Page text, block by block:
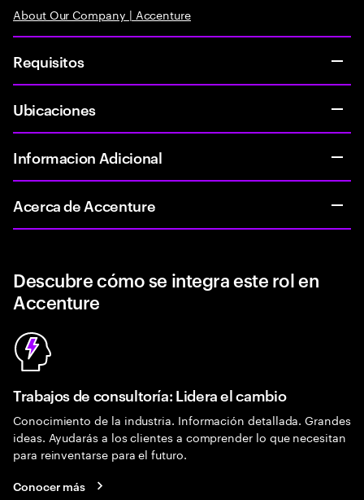
About Our Company | Accenture
Requisitos
Ubicaciones
Informacion Adicional
Acerca de Accenture
Descubre cómo se integra este rol en
Accenture
Trabajos de consultoría: Lidera el cambio
Conocimiento de la industria. Información detallada. Grandes
ideas. Ayudarás a los clientes a comprender lo que necesitan
para reinventarse para el futuro.
Conocer más